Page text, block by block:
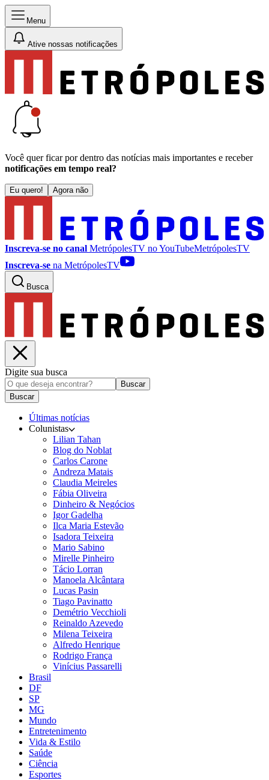
Menu
Ative nossas notificações
Você quer ficar por dentro das notícias mais importantes e receber
notificações em tempo real?
Eu quero! Agora não
Inscreva-se no canal MetrópolesTV noYouTubeMetrópolesTV
Inscreva-se na MetrópolesTV
Busca
Digite sua busca
Buscar
Buscar
Últimas notícias
Colunistas
Lilian Tahan
Blog do Noblat
Carlos Carone
Andreza Matais
Claudia Meireles
Fábia Oliveira
Dinheiro & Negócios
Igor Gadelha
Ilca Maria Estevão
Isadora Teixeira
Mario Sabino
Mirelle Pinheiro
Tácio Lorran
Manoela Alcântara
Lucas Pasin
Tiago Pavinatto
Demétrio Vecchioli
Reinaldo Azevedo
Milena Teixeira
Alfredo Henrique
Rodrigo França
Vinícius Passarelli
Brasil
DF
SP
MG
Mundo
Entretenimento
Vida & Estilo
Saúde
Ciência
Esportes